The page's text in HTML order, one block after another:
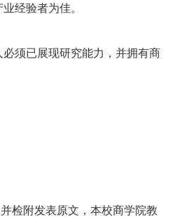
经验者为佳。
须已展现研究能力，并拥有商
检附发表原文，本校商学院教